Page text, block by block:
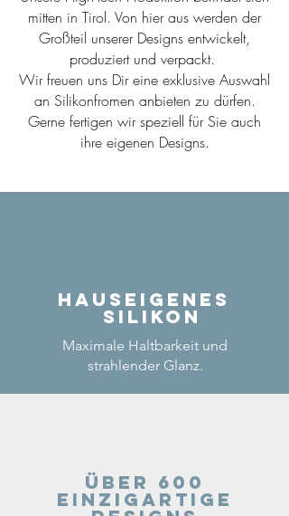
mitten in Tirol. Von hier aus werden der
Großteil unserer Designs entwickelt,
produziert und verpackt.
Wir freuen uns Dir eine exklusive Auswahl
an Silikonfromen anbieten zu dürfen.
Gerne fertigen wir speziell für Sie auch
ihre eigenen Designs.
Hauseigenes
Silikon
Maximale Haltbarkeit und
strahlender Glanz.
Über 600
einzigartige